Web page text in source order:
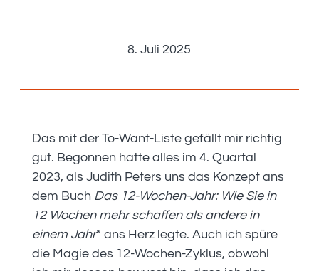
8. Juli 2025
Das mit der To-Want-Liste gefällt mir richtig
gut. Begonnen hatte alles im 4. Quartal
2023, als Judith Peters uns das Konzept ans
dem Buch Das 12-Wochen-Jahr: Wie Sie in
12 Wochen mehr schaffen als andere in
einem Jahr* ans Herz legte. Auch ich spüre
die Magie des 12-Wochen-Zyklus, obwohl